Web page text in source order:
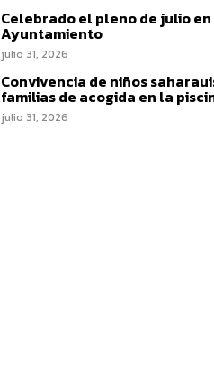
Celebrado el pleno de julio
Ayuntamiento
julio 31, 2026
Convivencia de niños
familias de acogida en la
julio 31, 2026